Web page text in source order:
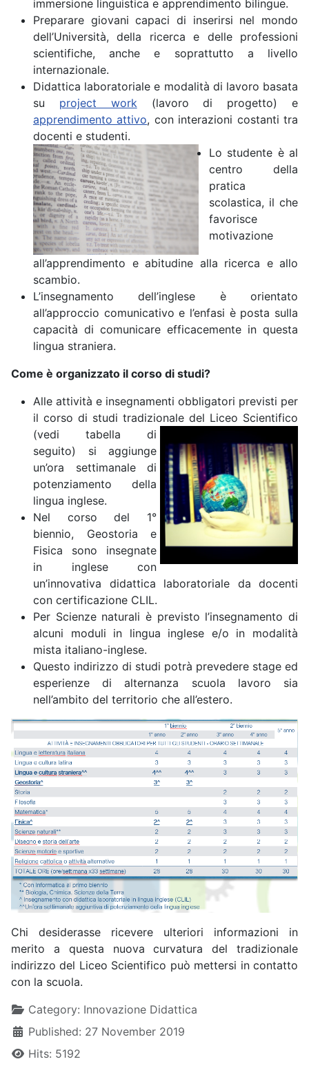
immersione linguistica e apprendimento bilingue.
Preparare giovani capaci di inserirsi nel mondo
dell’Università, della ricerca e delle professioni
scientifiche, anche e soprattutto a livello
internazionale.
Didattica laboratoriale e modalità di lavoro basata
su project work(lavoro di progetto) e
apprendimento attivo, con interazioni costanti tra
docenti e studenti.
Lo studente è al
centro della
pratica
scolastica, il che
favorisce
motivazione
all’apprendimento e abitudine alla ricerca e allo
scambio.
L’insegnamento dell’inglese è orientato
all’approccio comunicativo e l’enfasi è posta sulla
capacità di comunicare efficacemente in questa
lingua straniera.
Come è organizzato il corso di studi?
Alle attività e insegnamenti obbligatori previsti per
il corso di studi tradizionale del Liceo Scientifico
(vedi tabella di
seguito) si aggiunge
un’ora settimanale di
potenziamento della
lingua inglese.
Nel corso del 1°
biennio, Geostoria e
Fisica sono insegnate
in inglese con
un’innovativa didattica laboratoriale da docenti
con certificazione CLIL.
Per Scienze naturali è previsto l’insegnamento di
alcuni moduli in lingua inglese e/o in modalità
mista italiano-inglese.
Questo indirizzo di studi potrà prevedere stage ed
esperienze di alternanza scuola lavoro sia
nell’ambito del territorio che all’estero.
Chi desiderasse ricevere ulteriori informazioni in
merito a questa nuova curvatura del tradizionale
indirizzo del Liceo Scientifico può mettersi in contatto
con la scuola.
DetailsCategory: Innovazione Didattica
Published: 27 November 2019
Hits: 5192